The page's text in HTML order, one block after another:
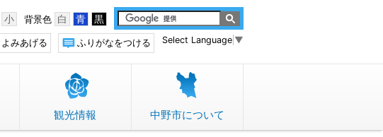
背景色 白 青 黒
小
Select Language ▼
ふりがなをつける
よみあげる
観光情報 中野市について